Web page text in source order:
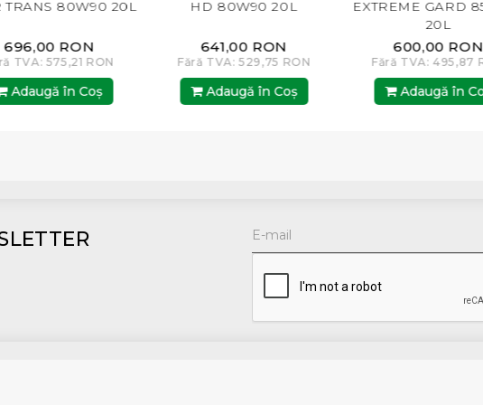
20L
RON
Coş
HD 80W90 20L
641,00 RON
Fără TVA: 529,75 RON
Adaugă în Coş
EXTREME GARD 85W140
600,00 RON
Fără TVA: 495,87 RON
Adaugă în Coş